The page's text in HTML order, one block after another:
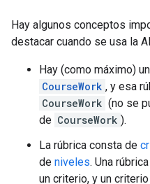
Hay algunos conceptos
destacar cuando se usa la
Hay (como máximo)
CourseWork , y esa
CourseWork (no se
de CourseWork ).
La rúbrica consta de
de niveles. Una
un criterio, y un